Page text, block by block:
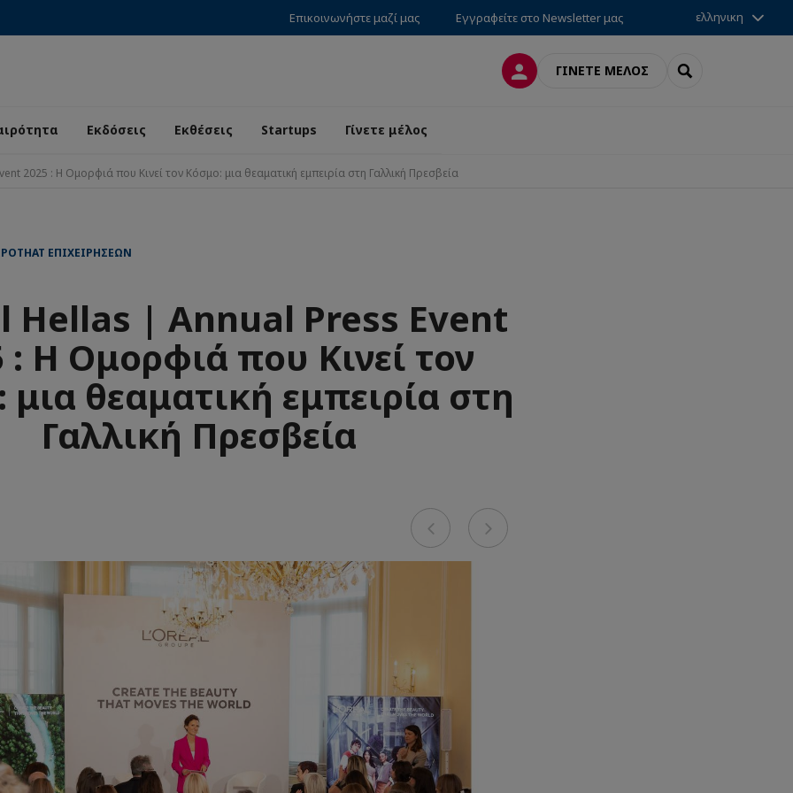
Επικοινωνήστε μαζί μας Εγγραφείτε στο Newsletter μας ελληνικη
ΣΎΝΔΕΣΗΓΊΝΕΤΕ ΜΈΛΟΣ SEARCH
Εκδόσεις Εκθέσεις Startups Γίνετε μέλος
2025 : Η Ομορφιά που Κινεί τον Κόσμο: μια θεαματική εμπειρία στη Γαλλική Πρεσβεία
ΕΠΙΧΕΙΡΉΣΕΩΝ
Hellas | Annual Press Event
: Η Ομορφιά που Κινεί τον
θεαματική εμπειρία στη
Γαλλική Πρεσβεία
Previous